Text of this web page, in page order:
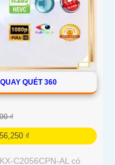
QUÉT 360
₫
₫
C2056CPN-AL có